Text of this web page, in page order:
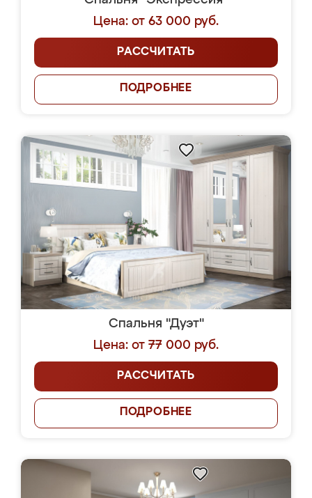
Цена: от 63 000 руб.
РАССЧИТАТЬ
ПОДРОБНЕЕ
Спальня "Дуэт"
Цена: от 77 000 руб.
РАССЧИТАТЬ
ПОДРОБНЕЕ